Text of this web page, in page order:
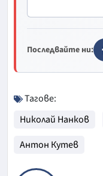
Последвайте ни:
Тагове:
Николай Нанков
Антон Кутев